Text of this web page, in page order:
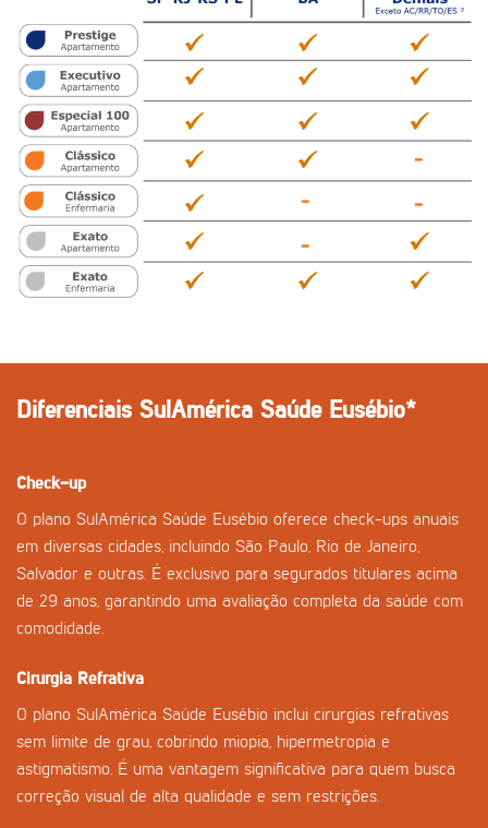
Diferenciais SulAmérica Saúde Eusébio*
Check-up
O plano SulAmérica Saúde Eusébio oferece check-ups anuais
em diversas cidades, incluindo São Paulo, Rio de Janeiro,
Salvador e outras. É exclusivo para segurados titulares acima
de 29 anos, garantindo uma avaliação completa da saúde com
comodidade.
Cirurgia Refrativa
O plano SulAmérica Saúde Eusébio inclui cirurgias refrativas
sem limite de grau, cobrindo miopia, hipermetropia e
astigmatismo. É uma vantagem significativa para quem busca
correção visual de alta qualidade e sem restrições.